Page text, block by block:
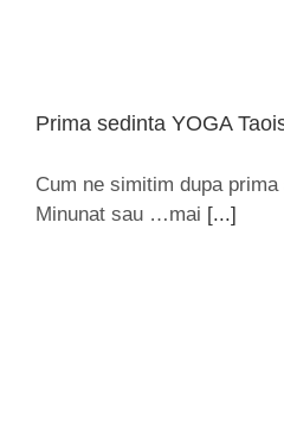
Prima sedinta YOGA
Cum ne simitim dupa prima
Minunat sau …mai [...]